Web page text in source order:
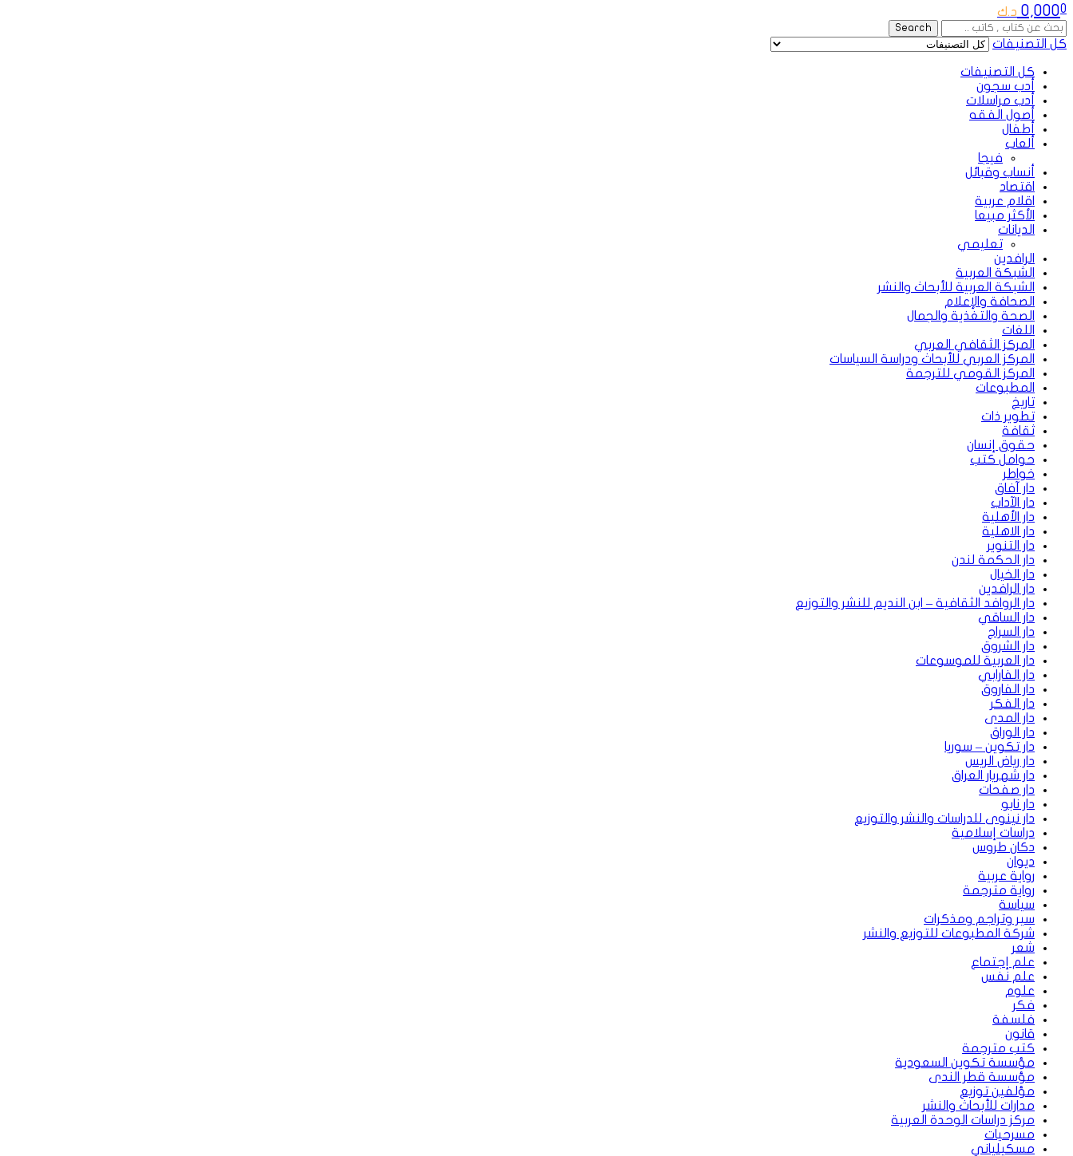
0
0,000 د.ك
Search
for:
Search
كل التصنيفات
كل التصنيفات
أدب سجون
أدب مراسلات
أصول الفقه
أطفال
ألعاب
فيجا
أنساب وقبائل
اقتصاد
اقلام عربية
الأكثر مبيعا
الديانات
تعليمي
الرافدين
الشبكة العربية
الشبكة العربية للأبحاث والنشر
الصحافة والإعلام
الصحة والتغذية والجمال
اللغات
المركز الثقافي العربي
المركز العربي للأبحاث ودراسة السياسات
المركز القومي للترجمة
المطبوعات
تاريخ
تطوير ذات
ثقافة
حقوق إنسان
حوامل كتب
خواطر
دار آفاق
دار الآداب
دار الأهلية
دار الاهلية
دار التنوير
دار الحكمة لندن
دار الخيال
دار الرافدين
دار الروافد الثقافية – ابن النديم للنشر والتوزيع
دار الساقي
دار السراج
دار الشروق
دار العربية للموسوعات
دار الفارابي
دار الفاروق
دار الفكر
دار المدى
دار الوراق
دار تكوين – سوريا
دار رياض الريس
دار شهريار العراق
دار صفحات
دار نابو
دار نينوى للدراسات والنشر والتوزيع
دراسات إسلامية
دكان طروس
ديوان
رواية عربية
رواية مترجمة
سياسة
سير وتراجم ومذكرات
شركة المطبوعات للتوزيع والنشر
شعر
علم إجتماع
علم نفس
علوم
فكر
فلسفة
قانون
كتب مترجمة
مؤسسة تكوين السعودية
مؤسسة قطر الندى
مؤلفين توزيع
مدارات للأبحاث والنشر
مركز دراسات الوحدة العربية
مسرحيات
مسكيلياني